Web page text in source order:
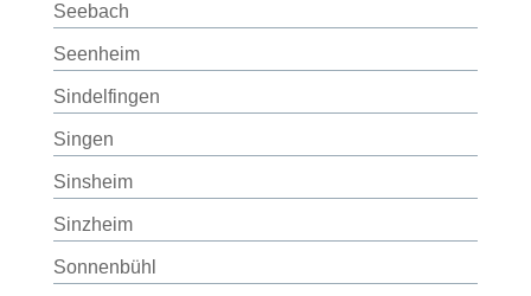
Seebach
Seenheim
Sindelfingen
Singen
Sinsheim
Sinzheim
Sonnenbühl